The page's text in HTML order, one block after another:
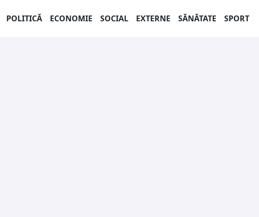
POLITICĂ ECONOMIE SOCIAL EXTERNE SĂNĂTATE SPORT